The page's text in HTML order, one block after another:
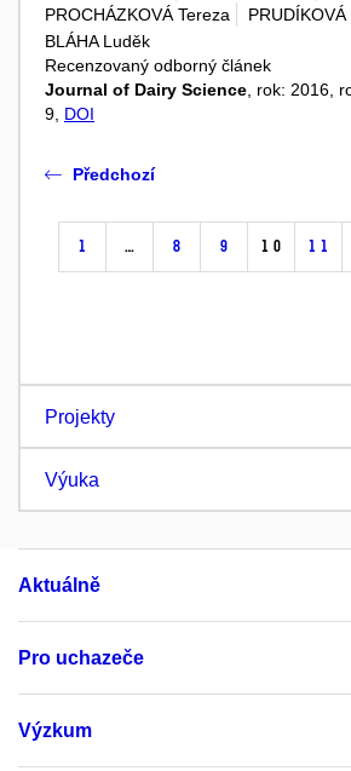
PROCHÁZKOVÁ Tereza
BLÁHA Luděk
Recenzovaný odborný článek
Journal of Dairy Science , rok: 2016,
9, DOI
Předchozí
1 … 8 9 10 11
Projekty
Výuka
Aktuálně
Pro uchazeče
Výzkum